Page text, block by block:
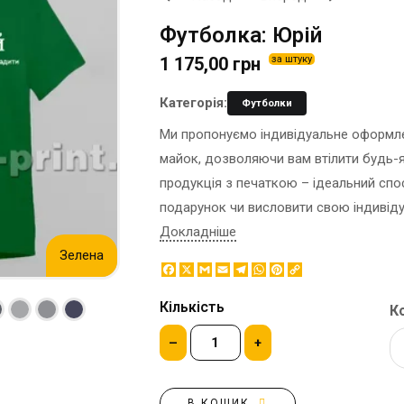
КОНТЕЙНЕРИ ДЛЯ ЇЖІ
КОРПОРАТИВНI СОЛОДОЩI
НАСТIЛЬНА КОНСТРУКЦIЯ
ПАКЕТИ
КОРОБКИ
ПОВІТРЯНІ КУЛІ
СЕРВЕТКИ
ЦУКОР В СТІКАХ
ЗНАЧКИ МЕТАЛЕВI
КАПЦI
КЕПКИ
КИЛИМКИ ПІД МИШІ
МЕДАЛІ
МЕТАЛ
НІЧНИК
Зелена
Футболка: Юрій
1 175,00 грн за штуку
Категорія: Футболки
Ми пропонуємо індивідуальне
майок, дозволяючи вам втілити будь-
продукція з печаткою – ідеальний
подарунок чи висловити свою
Докладніше
Facebook
X GmailEmailTelegram
WhatsApp
Pinterest
Кількість
– +